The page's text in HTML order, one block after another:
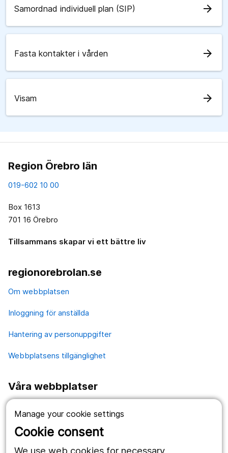
Manage your cookie settings
Cookie consent
We use web cookies for necessary
Samordnad individuell plan (SIP) arrow_forward
Fasta kontakter i vården arrow_forward
Visam arrow_forward
Region Örebro län
019-602 10 00
Box 1613
701 16 Örebro
Tillsammans skapar vi ett bättre liv
regionorebrolan.se
Om webbplatsen
Inloggning för anställda
Hantering av personuppgifter
Webbplatsens tillgänglighet
Våra webbplatser
Länstrafiken
Region Örebro län